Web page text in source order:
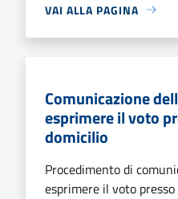
VAI ALLA PAGINA
Comunicazione
esprimere il voto
domicilio
Procedimento di
esprimere il voto